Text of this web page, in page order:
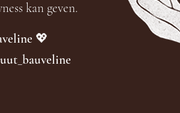
kan geven.
💖